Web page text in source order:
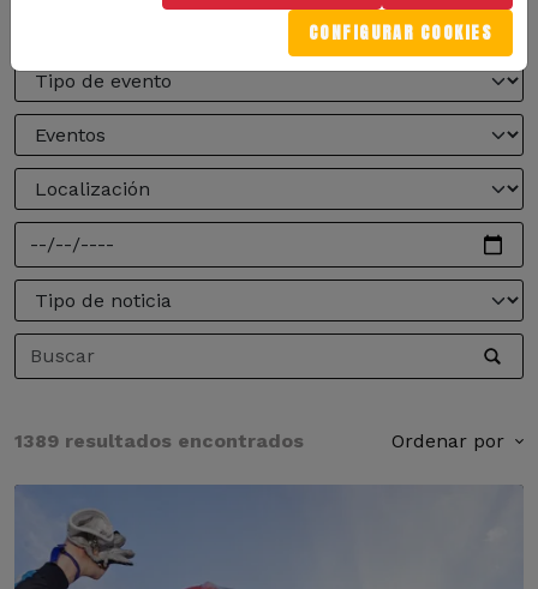
1389 resultados encontrados Ordenar por
CONFIGURAR COOKIES